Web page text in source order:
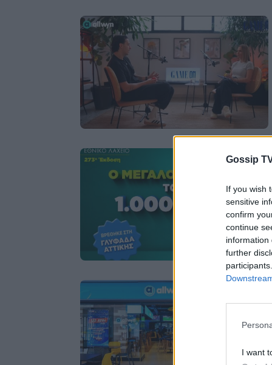
Gossip
If you wish
sensitive
confirm
continue
information
further
I want